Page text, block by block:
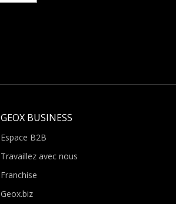
GEOX BUSINESS
Espace B2B
Travaillez avec nous
Franchise
Geox.biz